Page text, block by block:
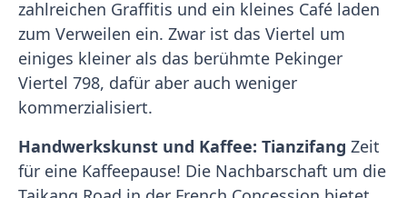
zahlreichen Graffitis und ein kleines Café laden
zum Verweilen ein. Zwar ist das Viertel um
einiges kleiner als das berühmte Pekinger
Viertel 798, dafür aber auch weniger
kommerzialisiert.
Handwerkskunst und Kaffee: Tianzifang Zeit
für eine Kaffeepause! Die Nachbarschaft um die